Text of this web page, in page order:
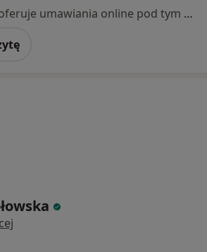
Specjalista nie oferuje umawiania online pod tym adresem.